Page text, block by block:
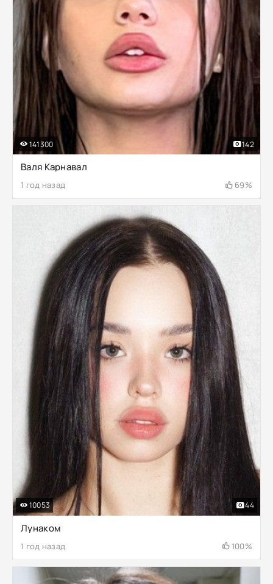
Валя Карнавал
1 год назад 69%
141300 142
Лунаком
1 год назад 100%
10053 44